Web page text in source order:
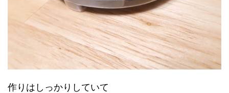
作りはしっかりしていて